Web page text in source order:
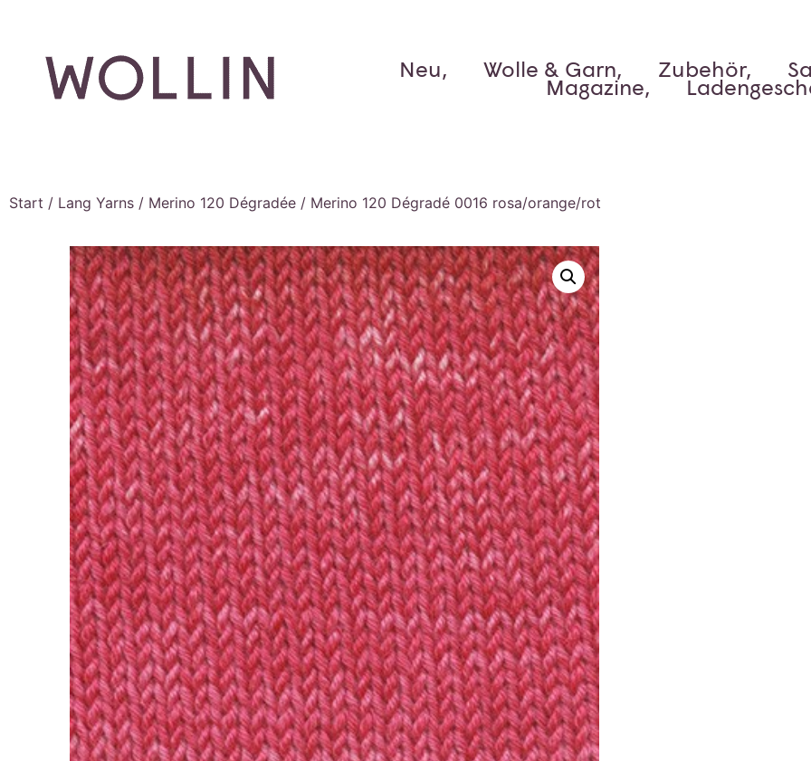
Neu, Wolle & Garn, Zubehör,
Magazine,
Start / Lang Yarns / Merino 120 Dégradée / Merino 120 Dégradé 0016 rosa/orange/rot